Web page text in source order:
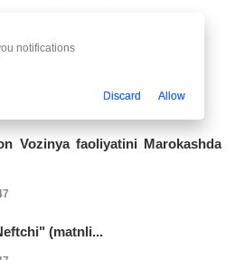
Vozinya faoliyatini Marokashda
(matnli...
notifications
Discard Allow